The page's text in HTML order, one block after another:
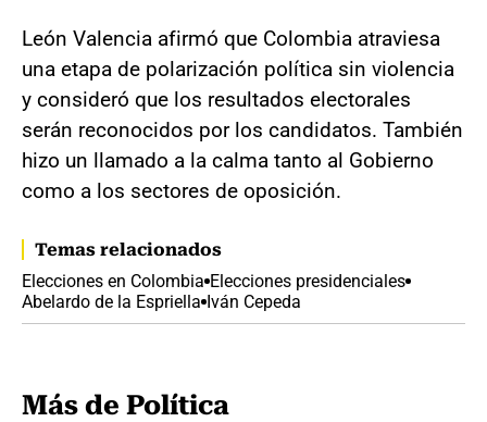
León Valencia afirmó que Colombia atraviesa
una etapa de polarización política sin violencia
y consideró que los resultados electorales
serán reconocidos por los candidatos. También
hizo un llamado a la calma tanto al Gobierno
como a los sectores de oposición.
Temas relacionados
Elecciones en Colombia Elecciones presidenciales
Abelardo de la Espriella Iván Cepeda
Más de Política